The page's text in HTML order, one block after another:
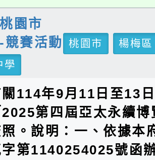
桃園市
競賽活動
桃園市
楊梅區
學
114年9月11日至13
第四屆亞太永續博
。說明：一、依據本
字第1140254025號函